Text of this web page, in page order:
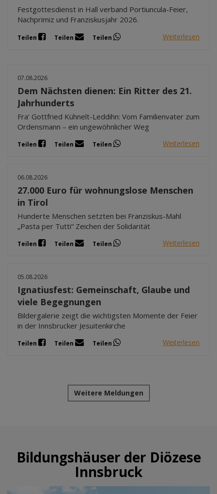
Festgottesdienst in Hall verband Portiuncula-Feier,
Nachprimiz und Franziskusjahr 2026.
Teilen Teilen Teilen Weiterlesen
07.08.2026
Dem Nächsten dienen: Ein Ritter des 21.
Jahrhunderts
Fra‘ Gottfried Kühnelt-Leddihn: Vom Familienvater zum
Ordensmann – ein ungewöhnlicher Weg
Teilen Teilen Teilen Weiterlesen
06.08.2026
27.000 Euro für wohnungslose Menschen
in Tirol
Hunderte Menschen setzten bei Franziskus-Mahl
„Pasta per Tutti“ Zeichen der Solidarität
Teilen Teilen Teilen Weiterlesen
05.08.2026
Ignatiusfest: Gemeinschaft, Glaube und
viele Begegnungen
Bildergalerie zeigt die wichtigsten Momente der Feier
in der Innsbrucker Jesuitenkirche
Teilen Teilen Teilen Weiterlesen
Weitere Meldungen
Bildungshäuser der Diözese
Innsbruck